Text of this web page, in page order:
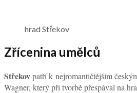
hrad Střekov
Zřícenina umělců
Střekovpatří k nejromantičtějším
Wagner, který při tvorbě přespával na